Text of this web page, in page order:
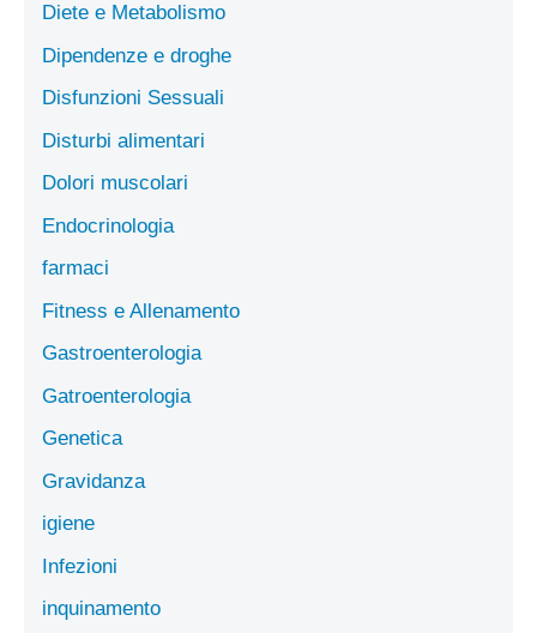
Diete e Metabolismo
Dipendenze e droghe
Disfunzioni Sessuali
Disturbi alimentari
Dolori muscolari
Endocrinologia
farmaci
Fitness e Allenamento
Gastroenterologia
Gatroenterologia
Genetica
Gravidanza
igiene
Infezioni
inquinamento